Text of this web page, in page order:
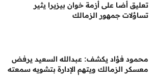
تعليق أضا على أزمة خوان بيزيرا يثير
تساؤلات جمهور الزمالك
محمود فؤاد يكشف: عبدالله السعيد يرفض
معسكر الزمالك ويتهم الإدارة بتشويه سمعته